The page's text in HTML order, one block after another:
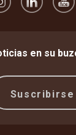
en su
Suscribirse